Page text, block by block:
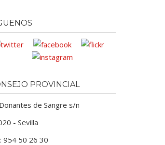
PROVINCIAL
de Sangre s/n
- Sevilla
954 50 26 30